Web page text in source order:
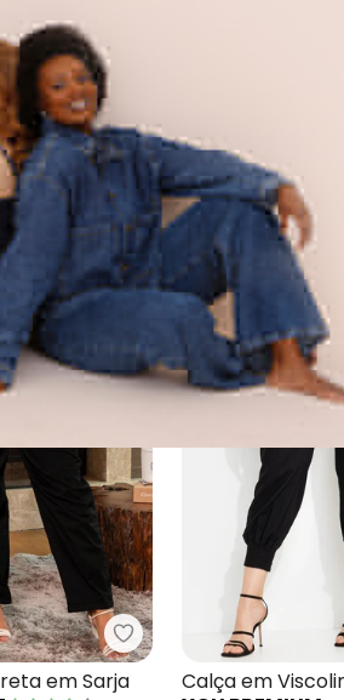
Ver todas
Preta
Marguerite - Calça
em Sarja
-35%
Calça em